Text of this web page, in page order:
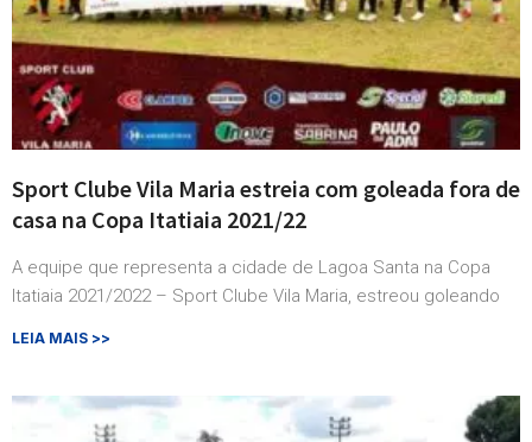
Sport Clube Vila Maria estreia com goleada fora de
casa na Copa Itatiaia 2021/22
A equipe que representa a cidade de Lagoa Santa na Copa
Itatiaia 2021/2022 – Sport Clube Vila Maria, estreou goleando
LEIA MAIS >>